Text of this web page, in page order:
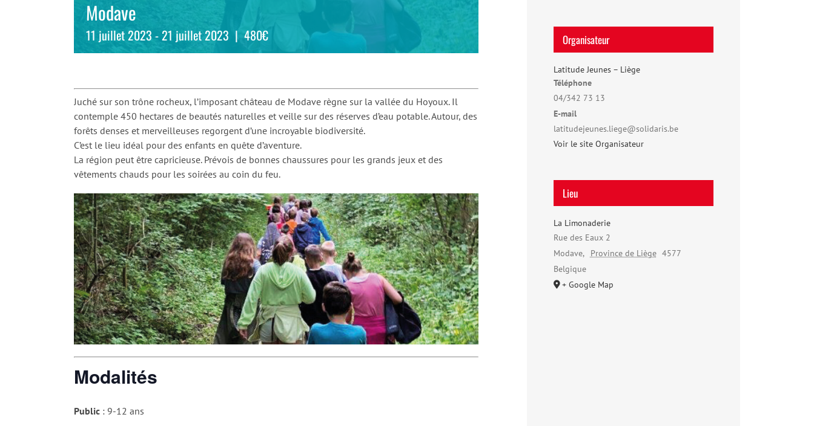
Modave
11 juillet 2023 -21 juillet 2023 | 480€
Juché sur son trône rocheux, l’imposant château de Modave règne sur la vallée du Hoyoux. Il
contemple 450 hectares de beautés naturelles et veille sur des réserves d’eau potable. Autour, des
forêts denses et merveilleuses regorgent d’une incroyable biodiversité.
C’est le lieu idéal pour des enfants en quête d’aventure.
La région peut être capricieuse. Prévois de bonnes chaussures pour les grands jeux et des
vêtements chauds pour les soirées au coin du feu.
Modalités
Public : 9-12 ans
Organisateur
Latitude Jeunes – Liège
Téléphone
04/342 73 13
E-mail
latitudejeunes.liege@solidaris.be
Voir le site Organisateur
Lieu
La Limonaderie
Rue des Eaux 2
Modave, Province de Liège 4577
Belgique
+ Google Map